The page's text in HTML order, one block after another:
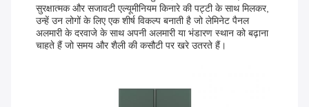
सुरक्षात्मक और सजावटी एल्यूमीनियम किनारे की पट्टी के साथ मिलकर,
उन्हें उन लोगों के लिए एक शीर्ष विकल्प बनाती है जो लेमिनेट पैनल
अलमारी के दरवाजे के साथ अपनी अलमारी या भंडारण स्थान को बढ़ाना
चाहते हैं जो समय और शैली की कसौटी पर खरे उतरते हैं।